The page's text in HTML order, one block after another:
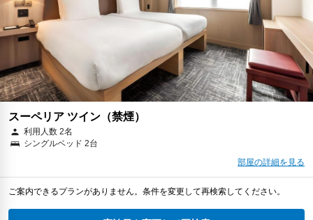
スーペリア ツイン（禁煙）
利用人数 2名
シングルベッド 2台
部屋の詳細を見る
ご案内できるプランがありません。条件を変更して再検索してください。